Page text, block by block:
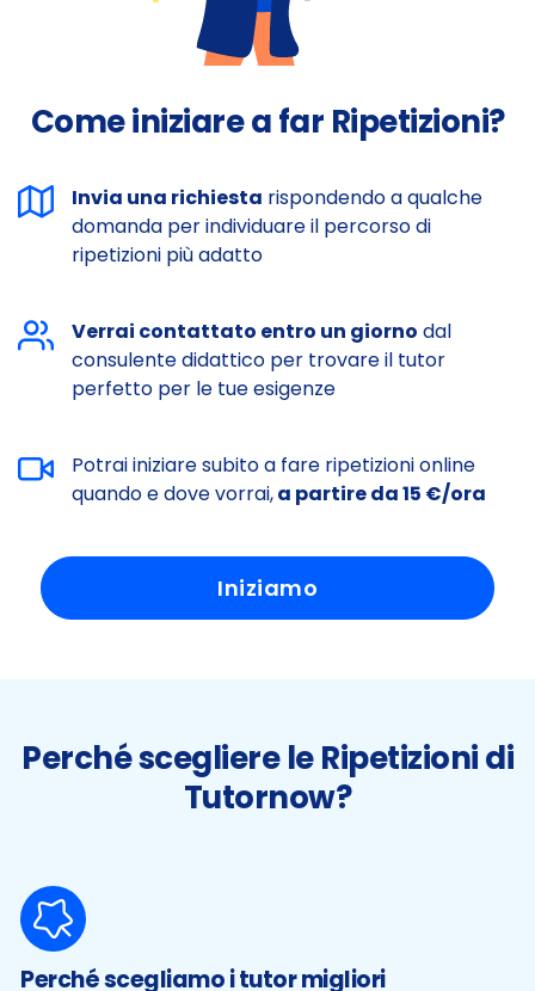
Come iniziare a far Ripetizioni?
Invia una richiesta rispondendo a qualche
domanda per individuare il percorso di
ripetizioni più adatto
Verrai contattato entro un giorno dal
consulente didattico per trovare il tutor
perfetto per le tue esigenze
Potrai iniziare subito a fare ripetizioni online
quando e dove vorrai,a partire da 15 €/ora
Iniziamo
Perché scegliere le Ripetizioni di
Tutornow?
Perché scegliamo i tutor migliori